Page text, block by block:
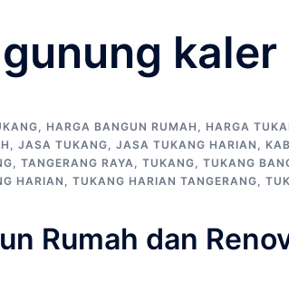
kaler
, HARGA BANGUN RUMAH , HARGA
, JASA TUKANG, JASA TUKANG HARIAN ,
, TANGERANG RAYA, TUKANG, TUKANG
HARIAN , TUKANG HARIAN TANGERANG,
Rumah dan